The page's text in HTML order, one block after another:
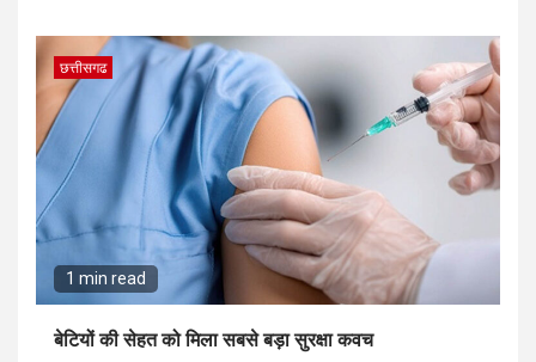
छत्तीसगढ
1 min read
बेटियों की सेहत को मिला सबसे बड़ा सुरक्षा कवच